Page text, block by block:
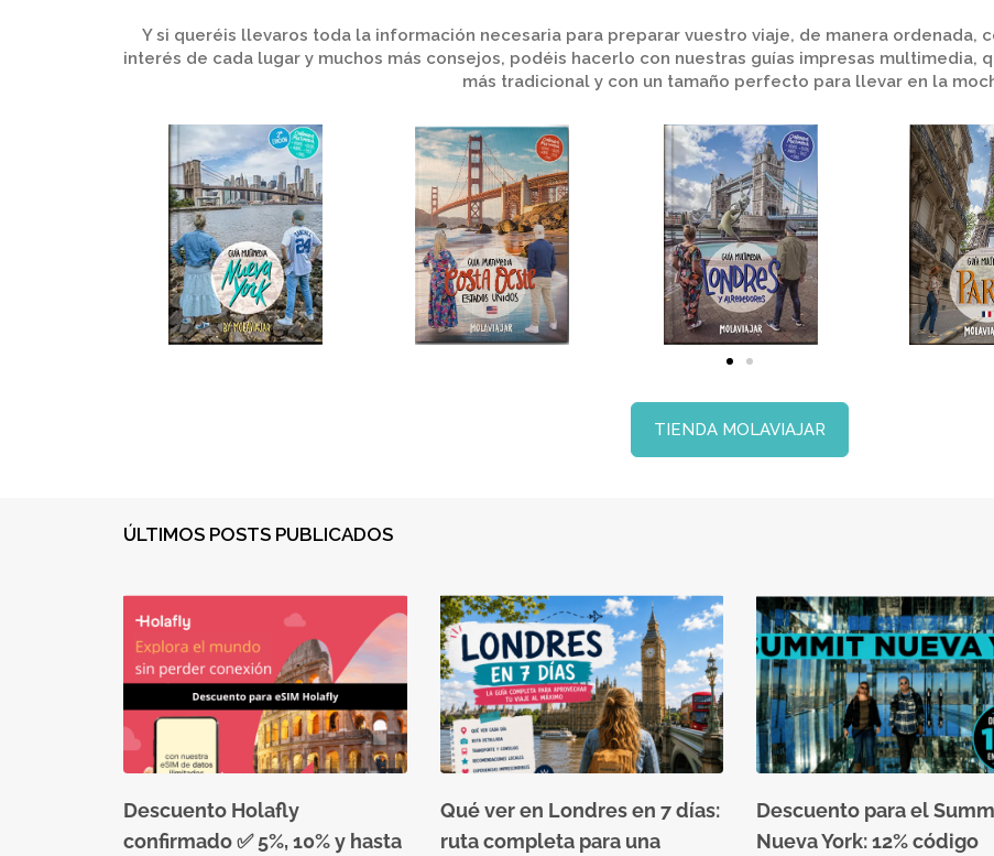
Y si queréis llevaros toda la información necesaria para preparar vuestro viaje, de manera ordenada,
interés de cada lugar y muchos más consejos, podéis hacerlo con nuestras guías impresas
más tradicional y con un tamaño perfecto para llevar en la
TIENDA MOLAVIAJAR
ÚLTIMOS POSTS PUBLICADOS
Descuento Holafly
confirmado ✅ 5%, 10% y hasta
Qué ver en Londres en 7 días:
ruta completa para una
Descuento para el
Nueva York: 12% código